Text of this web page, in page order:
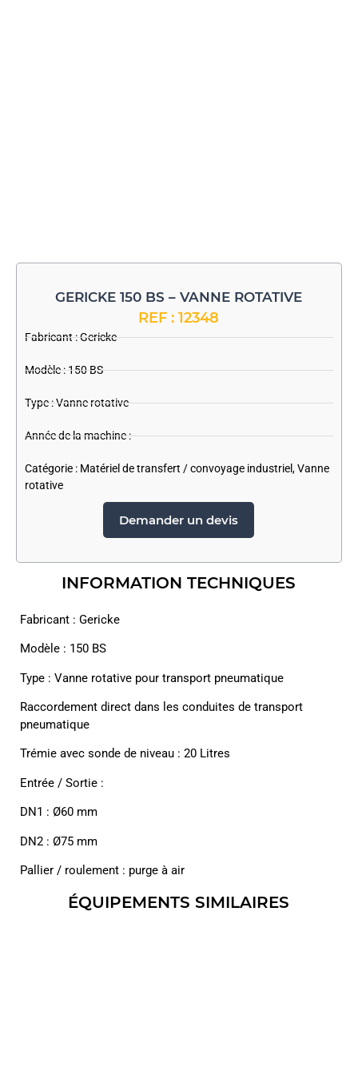
GERICKE 150 BS – VANNE ROTATIVE
REF : 12348
Fabricant :Gericke
Modèle : 150 BS
Type : Vanne rotative
Année de la machine : -
Catégorie : Matériel de transfert / convoyage industriel,Vanne
rotative
Demander un devis
INFORMATION TECHNIQUES
Fabricant : Gericke
Modèle : 150 BS
Type : Vanne rotative pour transport pneumatique
Raccordement direct dans les conduites de transport
pneumatique
Trémie avec sonde de niveau : 20 Litres
Entrée / Sortie :
DN1 : Ø60 mm
DN2 : Ø75 mm
Pallier / roulement : purge à air
ÉQUIPEMENTS SIMILAIRES